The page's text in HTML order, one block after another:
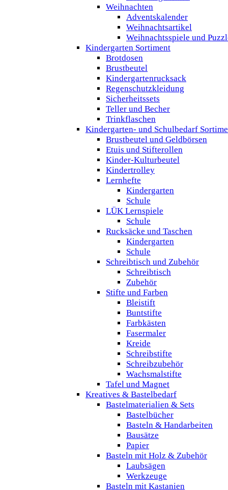
Weihnachten
Adventskalender
Weihnachtsartikel
Weihnachtsspiele und
Kindergarten Sortiment
Brotdosen
Brustbeutel
Kindergartenrucksack
Regenschutzkleidung
Sicherheitssets
Teller und Becher
Trinkflaschen
Kindergarten- und Schulbedarf
Brustbeutel und Geldbörsen
Etuis und Stifterollen
Kinder-Kulturbeutel
Kindertrolley
Lernhefte
Kindergarten
Schule
LÜK Lernspiele
Schule
Rucksäcke und Taschen
Kindergarten
Schule
Schreibtisch und Zubehör
Schreibtisch
Zubehör
Stifte und Farben
Bleistift
Buntstifte
Farbkästen
Fasermaler
Kreide
Schreibstifte
Schreibzubehör
Wachsmalstifte
Tafel und Magnet
Kreatives & Bastelbedarf
Bastelmaterialien & Sets
Bastelbücher
Basteln & Handarbeiten
Bausätze
Papier
Basteln mit Holz & Zubehör
Laubsägen
Werkzeuge
Basteln mit Kastanien